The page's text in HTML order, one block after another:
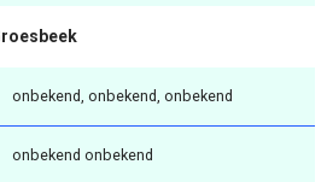
onbekend, onbekend, onbekend
onbekend onbekend